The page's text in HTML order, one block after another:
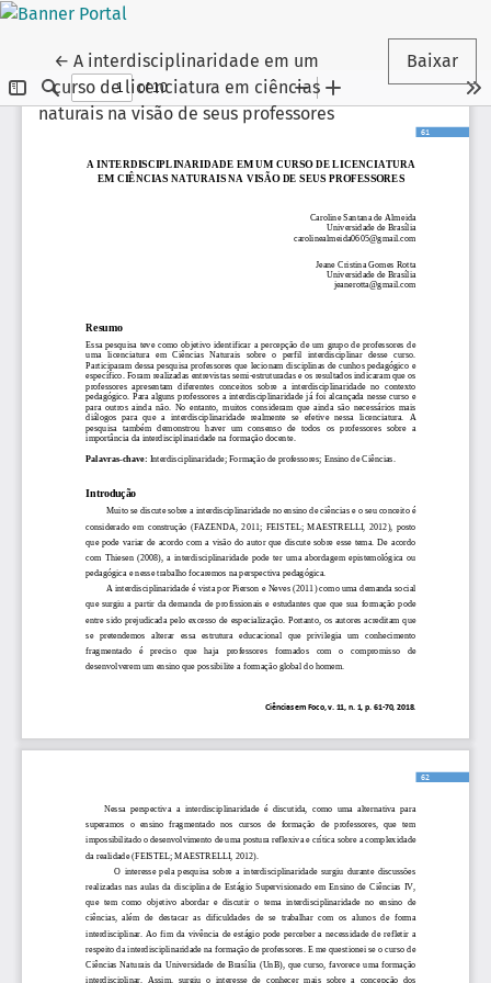
←Voltar aos Detalhes do Artigo
A interdisciplinaridade em um
curso de licenciatura em ciências
naturais na visão de seus professores
Baixar